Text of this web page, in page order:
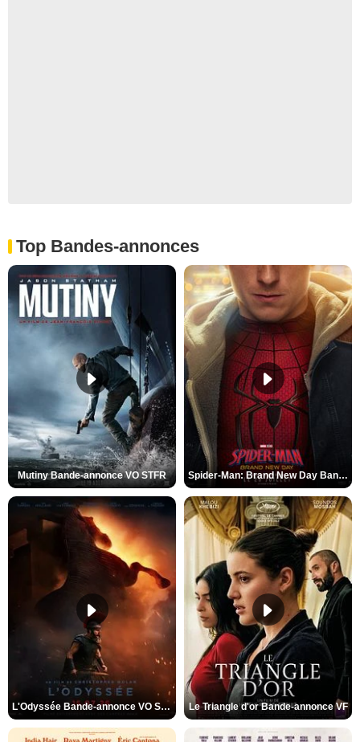
Top Bandes-annonces
Mutiny Bande-annonce VO STFR Spider-Man: Brand New Day Bande-annonce VO STFR
L'Odyssée Bande-annonce VO STFR Le Triangle d'or Bande-annonce VF